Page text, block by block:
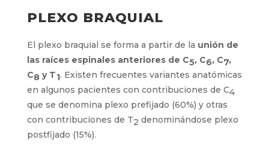
PLEXO BRAQUIAL
El plexo braquial se forma a partir de la unión de
las raíces espinales anteriores de C5, C6, C7,
C8 y T1. Existen frecuentes variantes anatómicas
en algunos pacientes con contribuciones de C4
que se denomina plexo prefijado (60%) y otras
con contribuciones de T2 denominándose plexo
postfijado (15%).